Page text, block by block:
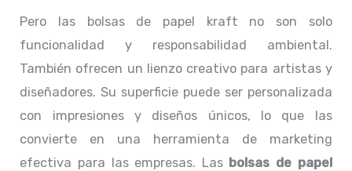
Pero las bolsas de papel kraft no son solo
funcionalidad y responsabilidad ambiental.
También ofrecen un lienzo creativo para artistas y
diseñadores. Su superficie puede ser personalizada
con impresiones y diseños únicos, lo que las
convierte en una herramienta de marketing
efectiva para las empresas. Las bolsas de papel